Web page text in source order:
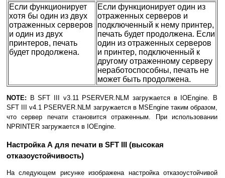
Если функционирует
хотя бы один из двух
отраженных серверов
и один из двух
принтеров, печать
будет продолжена.
Если функционирует один из
отраженных серверов и
подключенный к нему принтер,
печать будет продолжена. Если
один из отраженных серверов
и принтер, подключенный к
другому отраженному серверу
неработоспособны, печать не
может быть продолжена.
NOTE:
В SFT III v3.11 PSERVER.NLM загружается в IOEngine. В
SFT III v4.1 PSERVER.NLM загружается в MSEngine таким образом,
что сервер печати становится отраженным. При использовании
NPRINTER загружается в IOEngine.
Настройка А для печати в SFT III (высокая
отказоустойчивость)
На следующем рисунке изображена настройка отказоустойчивой